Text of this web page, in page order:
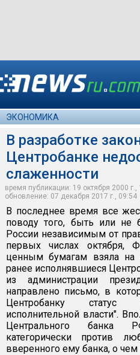
ЭКОНОМИКА
В разработке
Центробанке
слаженности
время публикации: 19 октября 2000
обновление: 07 декабря 2017 г., 09:54
В последнее время все
поводу того, быть или не
России независимым от
первых числах октября,
ценным бумагам взяла на
ранее исполнявшиеся
из администрации
направлено письмо, в
Центробанку статус
исполнительной власти".
Центрального банка
категорически против
вверенного ему банка, о чем